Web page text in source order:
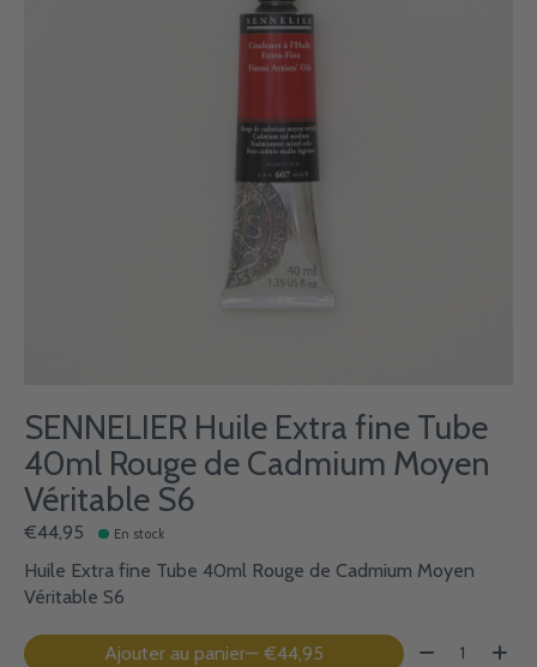
SENNELIER Huile Extra fine Tube
40ml Rouge de Cadmium Moyen
Véritable S6
€44,95 En stock
Huile Extra fine Tube 40ml Rouge de Cadmium Moyen
Véritable S6
Ajouter au panier — €44,95 Quantité: